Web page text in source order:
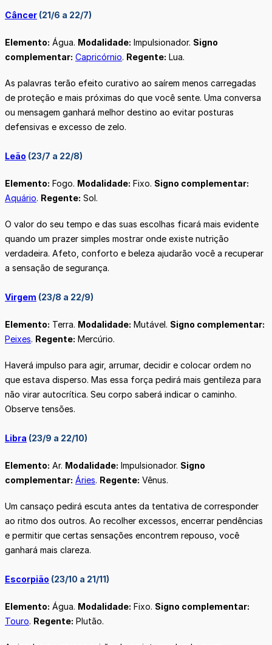
Câncer (21/6 a 22/7)
Elemento: Água. Modalidade: Impulsionador. Signo
complementar: Capricórnio. Regente: Lua.
As palavras terão efeito curativo ao saírem menos carregadas
de proteção e mais próximas do que você sente. Uma conversa
ou mensagem ganhará melhor destino ao evitar posturas
defensivas e excesso de zelo.
Leão (23/7 a 22/8)
Elemento: Fogo. Modalidade: Fixo. Signo complementar:
Aquário. Regente: Sol.
O valor do seu tempo e das suas escolhas ficará mais evidente
quando um prazer simples mostrar onde existe nutrição
verdadeira. Afeto, conforto e beleza ajudarão você a recuperar
a sensação de segurança.
Virgem (23/8 a 22/9)
Elemento: Terra. Modalidade: Mutável. Signo complementar:
Peixes. Regente: Mercúrio.
Haverá impulso para agir, arrumar, decidir e colocar ordem no
que estava disperso. Mas essa força pedirá mais gentileza para
não virar autocrítica. Seu corpo saberá indicar o caminho.
Observe tensões.
Libra (23/9 a 22/10)
Elemento: Ar. Modalidade: Impulsionador. Signo
complementar: Áries. Regente: Vênus.
Um cansaço pedirá escuta antes da tentativa de corresponder
ao ritmo dos outros. Ao recolher excessos, encerrar pendências
e permitir que certas sensações encontrem repouso, você
ganhará mais clareza.
Escorpião (23/10 a 21/11)
Elemento: Água. Modalidade: Fixo. Signo complementar:
Touro. Regente: Plutão.